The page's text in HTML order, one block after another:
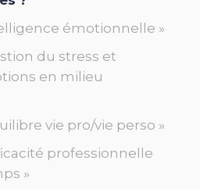
émotionnelle »
du stress et
en milieu
vie pro/vie perso »
professionnelle
»